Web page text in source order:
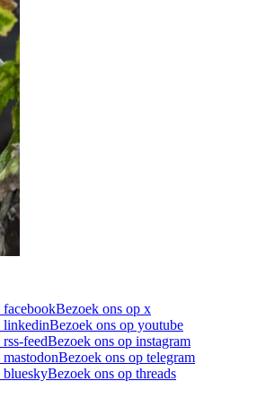
facebookBezoek ons op x
linkedinBezoek ons op youtube
feedBezoek ons op instagram
Bezoek ons op telegram
blueskyBezoek ons op threads